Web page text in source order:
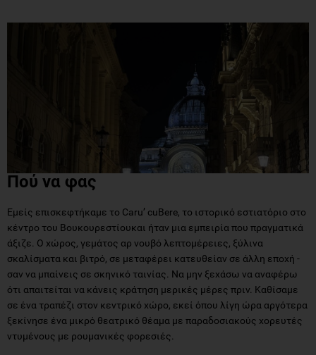
Πού να φας
Εμείς επισκεφτήκαμε το Caru’ cuBere, το ιστορικό εστιατόριο στο
κέντρο του Βουκουρεστίουκαι ήταν μια εμπειρία που πραγματικά
άξιζε. Ο χώρος, γεμάτος αρ νουβό λεπτομέρειες, ξύλινα
σκαλίσματα και βιτρό, σε μεταφέρει κατευθείαν σε άλλη εποχή -
σαν να μπαίνεις σε σκηνικό ταινίας. Να μην ξεχάσω να αναφέρω
ότι απαιτείται να κάνεις κράτηση μερικές μέρες πριν. Καθίσαμε
σε ένα τραπέζι στον κεντρικό χώρο, εκεί όπου λίγη ώρα αργότερα
ξεκίνησε ένα μικρό θεατρικό θέαμα με παραδοσιακούς χορευτές
ντυμένους με ρουμανικές φορεσιές.